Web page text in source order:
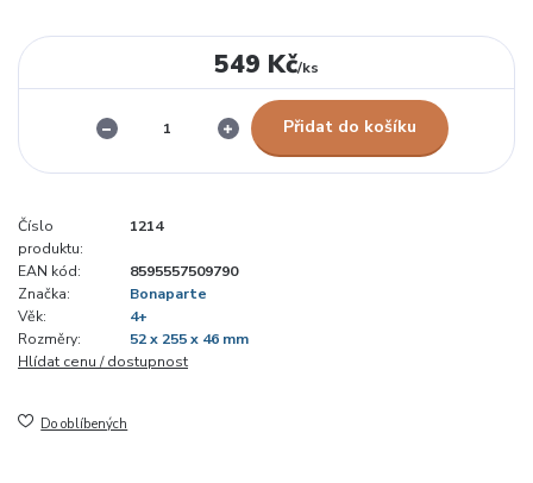
549 Kč/ks
Přidat do košíku
Číslo
produktu:
1214
EAN kód:
8595557509790
Značka:
Bonaparte
Věk:
4+
Rozměry:
52 x 255 x 46 mm
Hlídat cenu / dostupnost
Do oblíbených